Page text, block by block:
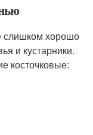
слишком хорошо
и кустарники.
косточковые: